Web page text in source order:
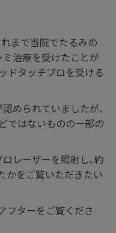
まで当院でたるみの
治療を受けたことが
ドタッチプロを受ける
められていましたが､
ではないものの一部の
レーザーを照射し､約
かをご覧いただきたい
フターをご覧くださ